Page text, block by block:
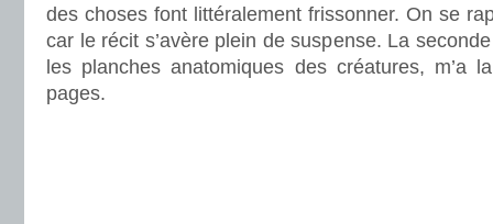
des choses font littéralement frissonner. On se
car le récit s’avère plein de suspense. La
les planches anatomiques des créatures, m’a
pages.